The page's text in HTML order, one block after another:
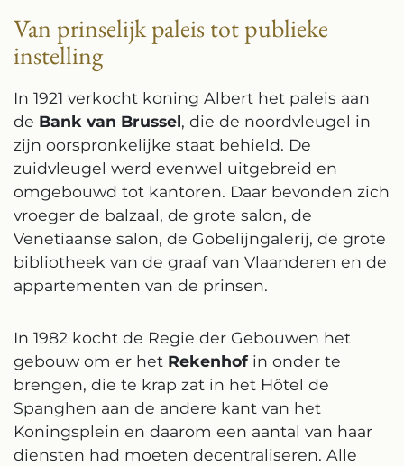
Van prinselijk paleis tot publieke
instelling
In 1921 verkocht koning Albert het paleis aan
de Bank van Brussel, die de noordvleugel in
zijn oorspronkelijke staat behield. De
zuidvleugel werd evenwel uitgebreid en
omgebouwd tot kantoren. Daar bevonden zich
vroeger de balzaal, de grote salon, de
Venetiaanse salon, de Gobelijngalerij, de grote
bibliotheek van de graaf van Vlaanderen en de
appartementen van de prinsen.
In 1982 kocht de Regie der Gebouwen het
gebouw om er het Rekenhofin onder te
brengen, die te krap zat in het Hôtel de
Spanghen aan de andere kant van het
Koningsplein en daarom een aantal van haar
diensten had moeten decentraliseren. Alle